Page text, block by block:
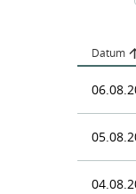
Datum